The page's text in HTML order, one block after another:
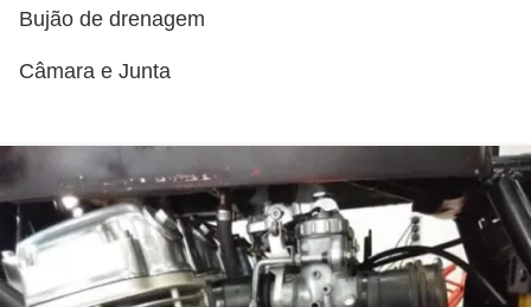
Bujão de drenagem
Câmara e Junta
e
s
t
r
â